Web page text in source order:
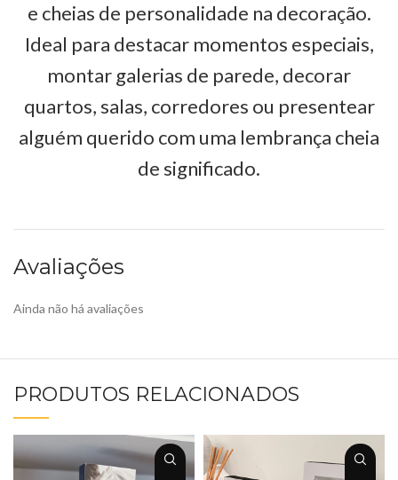
e cheias de personalidade na decoração.
Ideal para destacar momentos especiais,
montar galerias de parede, decorar
quartos, salas, corredores ou presentear
alguém querido com uma lembrança cheia
de significado.
Avaliações
Ainda não há avaliações
PRODUTOS RELACIONADOS